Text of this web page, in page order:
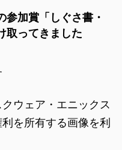
参加賞「しぐさ書・
取ってきました
ウェア・エニックス
を所有する画像を利